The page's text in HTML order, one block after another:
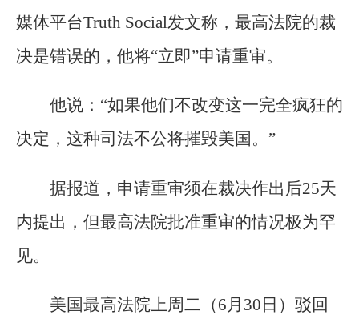
媒体平台Truth Social发文称，最高法院的裁
决是错误的，他将“立即”申请重审。
他说：“如果他们不改变这一完全疯狂的
决定，这种司法不公将摧毁美国。”
据报道，申请重审须在裁决作出后25天
内提出，但最高法院批准重审的情况极为罕
见。
美国最高法院上周二（6月30日）驳回